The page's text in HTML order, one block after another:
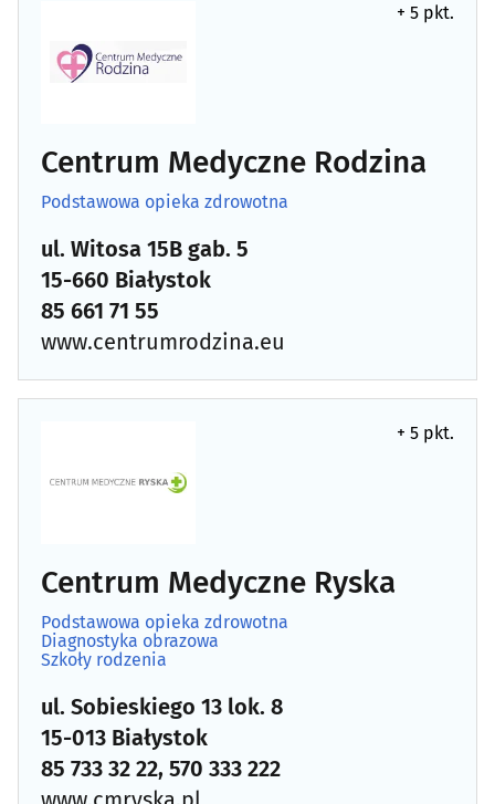
+ 5 pkt.
Centrum Medyczne Rodzina
Podstawowa opieka zdrowotna
ul. Witosa 15B gab. 5
15-660 Białystok
85 661 71 55
www.centrumrodzina.eu
+ 5 pkt.
Centrum Medyczne Ryska
Podstawowa opieka zdrowotna
Diagnostyka obrazowa
Szkoły rodzenia
ul. Sobieskiego 13 lok. 8
15-013 Białystok
85 733 32 22, 570 333 222